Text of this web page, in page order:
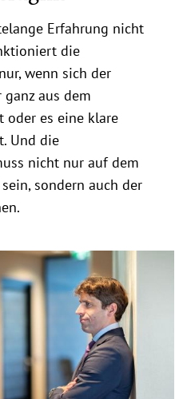
Erfahrung nicht
die
wenn sich der
aus dem
oder es eine klare
Und die
nicht nur auf dem
sondern auch der